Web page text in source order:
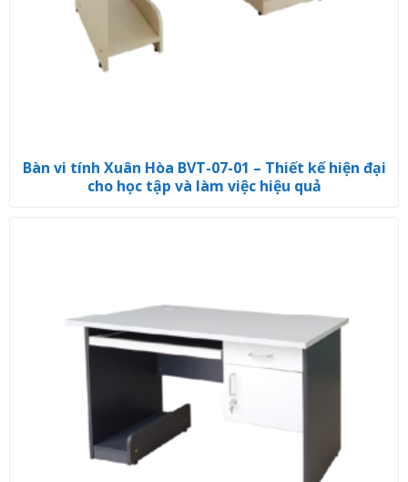
Bàn vi tính Xuân Hòa BVT-07-01 – Thiết kế hiện đại
cho học tập và làm việc hiệu quả